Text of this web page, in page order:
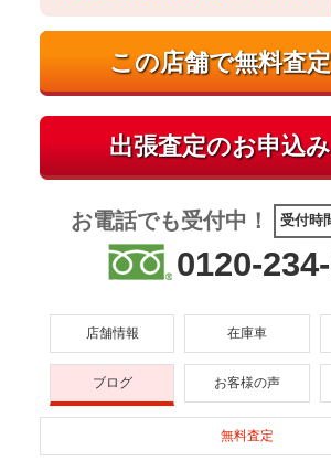
お電話でも受付中！ 受付時
0120-
店舗情報 在庫車
ブログ お客様の声
無料査定